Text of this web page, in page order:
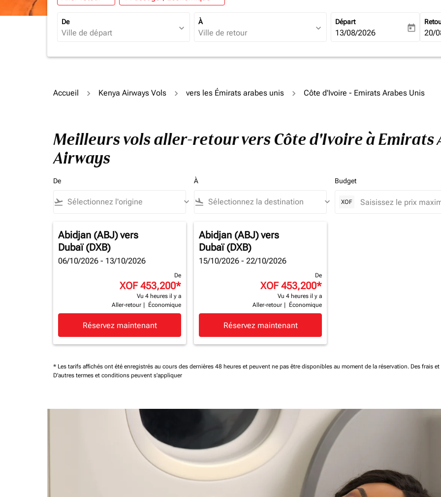
De
expand_more
À
expand_more
Départ
fc-booking-departure-date-
13/08/2026 today fc-
20/
Accueil Kenya Airways Vols vers les Émirats arabes unis Côte d'Ivoire - Emirats Arabes Unis
Meilleurs vols aller-retour vers Côte d'Ivoire à Emirats
Airways
De
flight_takeoff keyboard_arrow_down
À
flight_land keyboard_arrow_down
Budget
XOF
Abidjan (ABJ)vers
Dubaï (DXB)
06/10/2026 - 13/10/2026
De
XOF 453,200*
Vu 4 heures il y a
Aller-retour
Économique
Réservez maintenant
Abidjan (ABJ)vers
Dubaï (DXB)
15/10/2026 - 22/10/2026
De
XOF 453,200*
Vu 4 heures il y a
Aller-retour
Économique
Réservez maintenant
* Les tarifs affichés ont été enregistrés au cours des dernières 48 heures et peuvent ne pas être disponibles au moment de la réservation. Des frais
D'autres termes et conditions peuvent s'appliquer